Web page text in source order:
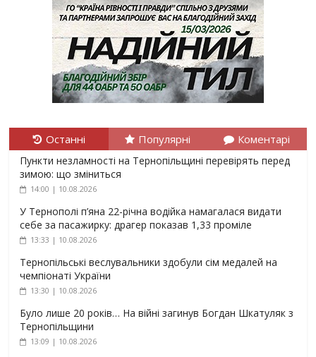
Останні Популярні Коментарі
Пункти незламності на Тернопільщині перевірять перед
зимою: що зміниться
14:00 | 10.08.2026
У Тернополі п’яна 22-річна водійка намагалася видати
себе за пасажирку: драгер показав 1,33 проміле
13:33 | 10.08.2026
Тернопільські веслувальники здобули сім медалей на
чемпіонаті України
13:30 | 10.08.2026
Було лише 20 років… На війні загинув Богдан Шкатуляк з
Тернопільщини
13:09 | 10.08.2026